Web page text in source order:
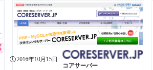
2016年10月15日
コアサーバー